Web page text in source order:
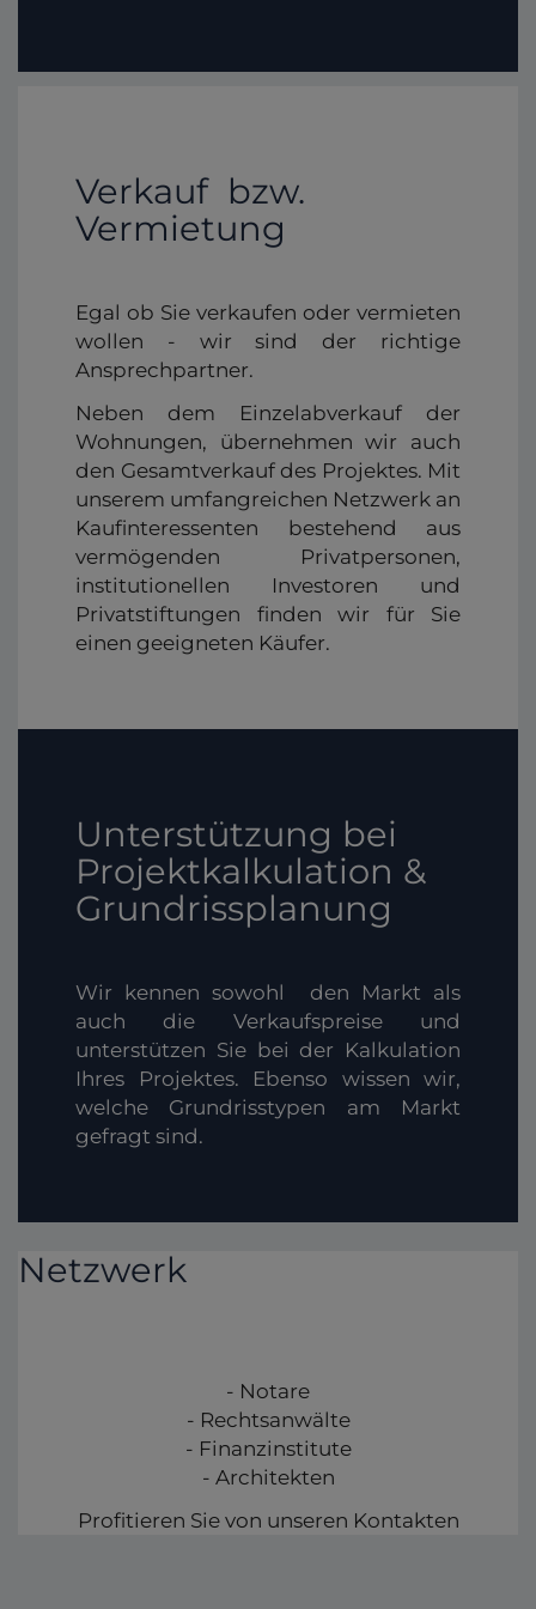
Verkauf bzw.
Vermietung
Egal ob Sie verkaufen oder vermieten
wollen - wir sind der richtige
Ansprechpartner.
Neben dem Einzelabverkauf der
Wohnungen, übernehmen wir auch
den Gesamtverkauf des Projektes. Mit
unserem umfangreichen Netzwerk an
Kaufinteressenten bestehend aus
vermögenden Privatpersonen,
institutionellen Investoren und
Privatstiftungen finden wir für Sie
einen geeigneten Käufer.
Unterstützung bei
Projektkalkulation &
Grundrissplanung
Wir kennen sowohl den Markt als
auch die Verkaufspreise und
unterstützen Sie bei der Kalkulation
Ihres Projektes. Ebenso wissen wir,
welche Grundrisstypen am Markt
gefragt sind.
Netzwerk
- Notare
- Rechtsanwälte
- Finanzinstitute
- Architekten
Profitieren Sie von unseren Kontakten